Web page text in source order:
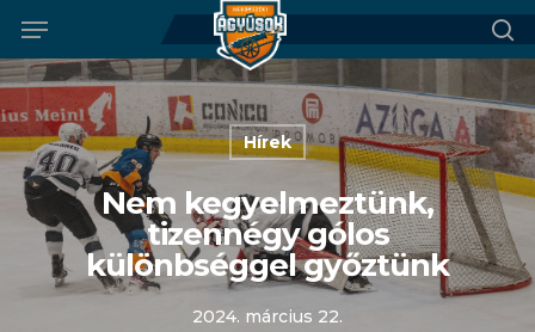
main
content
Menu
Hírek
Nem kegyelmeztünk,
tizennégy gólos
különbséggel győztünk
2024. március 22.